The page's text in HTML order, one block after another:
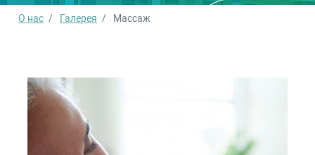
О нас Галерея Массаж